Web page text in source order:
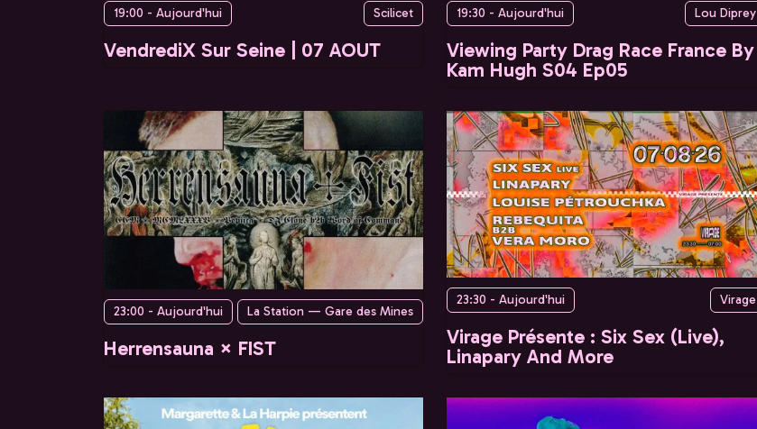
19:00 - Aujourd'hui Scilicet
VendrediX Sur Seine | 07 AOUT
19:30 - Aujourd'hui Lou Diprey
Viewing Party Drag Race France By
Kam Hugh S04 Ep05
23:00 - Aujourd'hui La Station — Gare des Mines
Herrensauna × FIST
23:30 - Aujourd'hui Virage
Virage Présente : Six Sex (Live),
Linapary And More